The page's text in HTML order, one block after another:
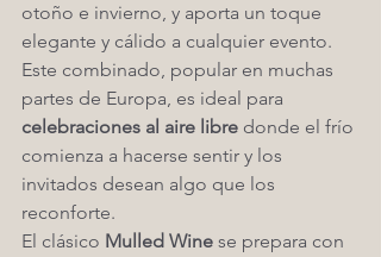
otoño e invierno, y aporta un toque
elegante y cálido a cualquier evento.
Este combinado, popular en muchas
partes de Europa, es ideal para
celebraciones al aire libre donde el frío
comienza a hacerse sentir y los
invitados desean algo que los
reconforte.
El clásico Mulled Wine se prepara con